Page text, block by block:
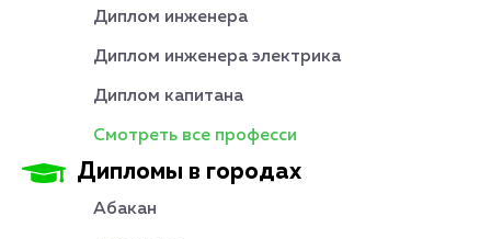
Диплом инженера
Диплом инженера электрика
Диплом капитана
Смотреть все професси
Дипломы в городах
Абакан